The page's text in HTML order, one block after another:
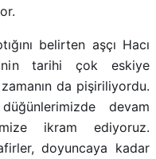
belirten aşçı Hacı
tarihi çok eskiye
da pişiriliyordu.
devam
ikram ediyoruz.
doyuncaya kadar